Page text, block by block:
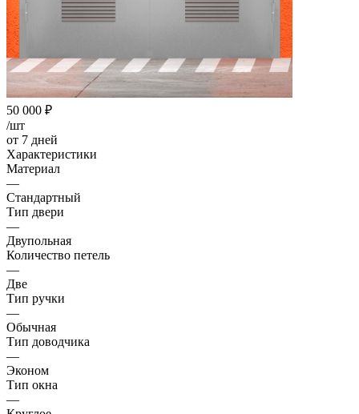
50 000 ₽
/шт
от 7 дней
Характеристики
Материал
—
Стандартный
Тип двери
—
Двупольная
Количество петель
—
Две
Тип ручки
—
Обычная
Тип доводчика
—
Эконом
Тип окна
—